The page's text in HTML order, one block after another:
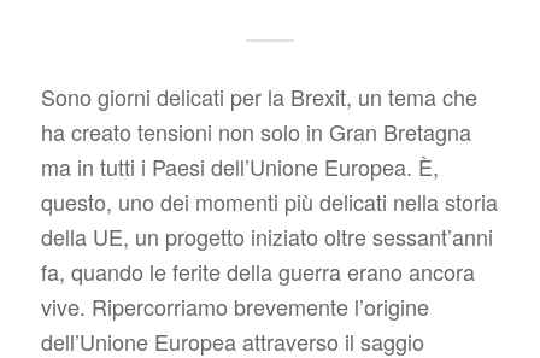
Sono giorni delicati per la Brexit, un tema che
ha creato tensioni non solo in Gran Bretagna
ma in tutti i Paesi dell’Unione Europea. È,
questo, uno dei momenti più delicati nella storia
della UE, un progetto iniziato oltre sessant’anni
fa, quando le ferite della guerra erano ancora
vive. Ripercorriamo brevemente l’origine
dell’Unione Europea attraverso il saggio